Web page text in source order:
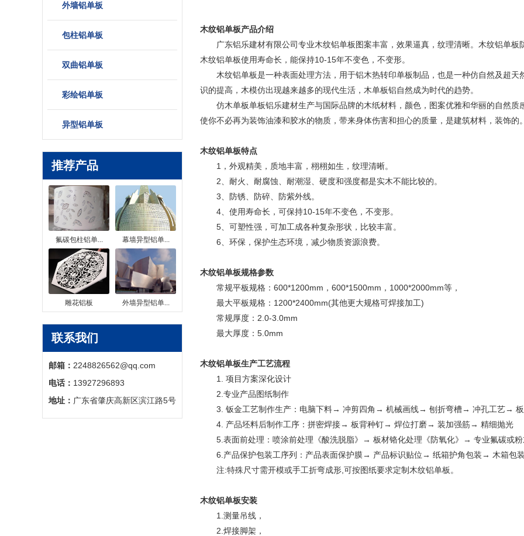
外墙铝单板
包柱铝单板
双曲铝单板
彩绘铝单板
异型铝单板
推荐产品
氟碳包柱铝单... 幕墙异型铝单...
雕花铝板 外墙异型铝单...
联系我们
邮箱： 2248826562@qq.com
电话： 13927296893
地址： 广东省肇庆高新区滨江路5号
木纹铝单板产品介绍
广东铝乐建材有限公司专业木纹铝单板图案丰富，效果逼真，纹理清晰。木纹铝单板
木纹铝单板使用寿命长，能保持10-15年不变色，不变形。
木纹铝单板是一种表面处理方法，用于铝木热转印单板制品，也是一种仿自然及超天
识的提高，木模仿出现越来越多的现代生活，木单板铝自然成为时代的趋势。
仿木单板单板铝乐建材生产与国际品牌的木纸材料，颜色，图案优雅和华丽的自然质
使你不必再为装饰油漆和胶水的物质，带来身体伤害和担心的质量，是建筑材料，装饰的
木纹铝单板特点
1，外观精美，质地丰富，栩栩如生，纹理清晰。
2、耐火、耐腐蚀、耐潮湿、硬度和强度都是实木不能比较的。
3、防锈、防碎、防紫外线。
4、使用寿命长，可保持10-15年不变色，不变形。
5、可塑性强，可加工成各种复杂形状，比较丰富。
6、环保，保护生态环境，减少物质资源浪费。
木纹铝单板规格参数
常规平板规格：600*1200mm，600*1500mm，1000*2000mm等，
最大平板规格：1200*2400mm(其他更大规格可焊接加工)
常规厚度：2.0-3.0mm
最大厚度：5.0mm
木纹铝单板生产工艺流程
1. 项目方案深化设计
2.专业产品图纸制作
3. 钣金工艺制作生产：电脑下料→ 冲剪四角→ 机械画线→ 刨折弯槽→ 冲孔工艺→ 板
4. 产品坯料后制作工序：拼密焊接→ 板背种钉→ 焊位打磨→ 装加强筋→ 精细抛光
5.表面前处理：喷涂前处理《酸洗脱脂》→ 板材铬化处理《防氧化》→ 专业氟碳或
6.产品保护包装工序列：产品表面保护膜→ 产品标识贴位→ 纸箱护角包装→ 木箱包
注:特殊尺寸需开模或手工折弯成形,可按图纸要求定制木纹铝单板。
木纹铝单板安装
1.测量吊线，
2.焊接脚架，